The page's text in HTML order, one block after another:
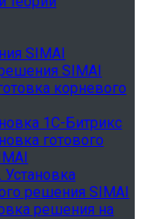
SIMAI
SIMAI
корневого
1С-Битрикс
готового
Установка
решения SIMAI
решения на